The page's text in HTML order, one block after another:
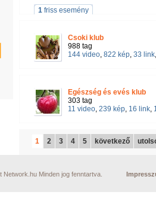
1 friss esemény
Csoki klub
988 tag
144 video, 822 kép, 33 link
Egészség és evés klub
303 tag
11 video, 239 kép, 16 link,
1 2 3 4 5 következő
Network.hu Minden jog fenntartva.